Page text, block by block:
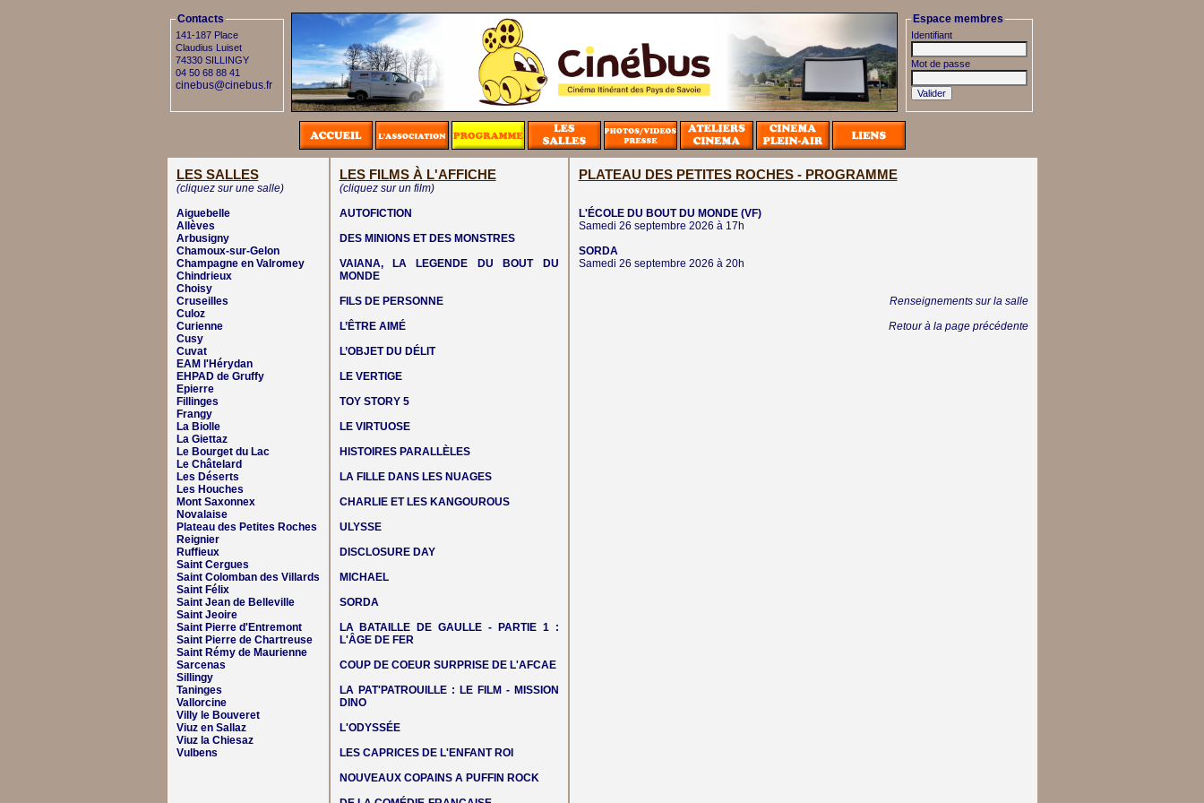
Contacts
141-187 Place
Claudius Luiset
74330 SILLINGY
04 50 68 88 41
cinebus@cinebus.fr
Espace membres
Identifiant
Mot de passe
LES SALLES
(cliquez sur une salle)
Aiguebelle
Allèves
Arbusigny
Chamoux-sur-Gelon
Champagne en Valromey
Chindrieux
Choisy
Cruseilles
Culoz
Curienne
Cusy
Cuvat
EAM l'Hérydan
EHPAD de Gruffy
Epierre
Fillinges
Frangy
La Biolle
La Giettaz
Le Bourget du Lac
Le Châtelard
Les Déserts
Les Houches
Mont Saxonnex
Novalaise
Plateau des Petites Roches
Reignier
Ruffieux
Saint Cergues
Saint Colomban des Villards
Saint Félix
Saint Jean de Belleville
Saint Jeoire
Saint Pierre d'Entremont
Saint Pierre de Chartreuse
Saint Rémy de Maurienne
Sarcenas
Sillingy
Taninges
Vallorcine
Villy le Bouveret
Viuz en Sallaz
Viuz la Chiesaz
Vulbens
LES FILMS À L'AFFICHE
(cliquez sur un film)
AUTOFICTION
DES MINIONS ET DES MONSTRES
VAIANA, LA LEGENDE DU BOUT DU
MONDE
FILS DE PERSONNE
L’ÊTRE AIMÉ
L’OBJET DU DÉLIT
LE VERTIGE
TOY STORY 5
LE VIRTUOSE
HISTOIRES PARALLÈLES
LA FILLE DANS LES NUAGES
CHARLIE ET LES KANGOUROUS
ULYSSE
DISCLOSURE DAY
MICHAEL
SORDA
LA BATAILLE DE GAULLE - PARTIE 1 :
L'ÂGE DE FER
COUP DE COEUR SURPRISE DE L'AFCAE
LA PAT'PATROUILLE : LE FILM - MISSION
DINO
L'ODYSSÉE
LES CAPRICES DE L'ENFANT ROI
NOUVEAUX COPAINS A PUFFIN ROCK
PLATEAU DES PETITES ROCHES - PROGRAMME
L'ÉCOLE DU BOUT DU MONDE(VF)
Samedi 26 septembre 2026 à 17h
SORDA
Samedi 26 septembre 2026 à 20h
Renseignements sur la salle
Retour à la page précédente